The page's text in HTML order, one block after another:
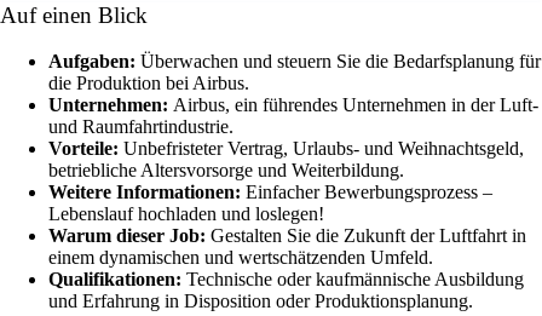
Auf einen Blick
Aufgaben: Überwachen und steuern Sie die Bedarfsplanung für
die Produktion bei Airbus.
Unternehmen: Airbus, ein führendes Unternehmen in der Luft-
und Raumfahrtindustrie.
Vorteile: Unbefristeter Vertrag, Urlaubs- und Weihnachtsgeld,
betriebliche Altersvorsorge und Weiterbildung.
Weitere Informationen: Einfacher Bewerbungsprozess –
Lebenslauf hochladen und loslegen!
Warum dieser Job: Gestalten Sie die Zukunft der Luftfahrt in
einem dynamischen und wertschätzenden Umfeld.
Qualifikationen: Technische oder kaufmännische Ausbildung
und Erfahrung in Disposition oder Produktionsplanung.